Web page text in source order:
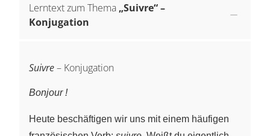
Lerntext zum Thema „Suivre“ –
Konjugation
Suivre– Konjugation
Bonjour !
Heute beschäftigen wir uns mit einem häufigen